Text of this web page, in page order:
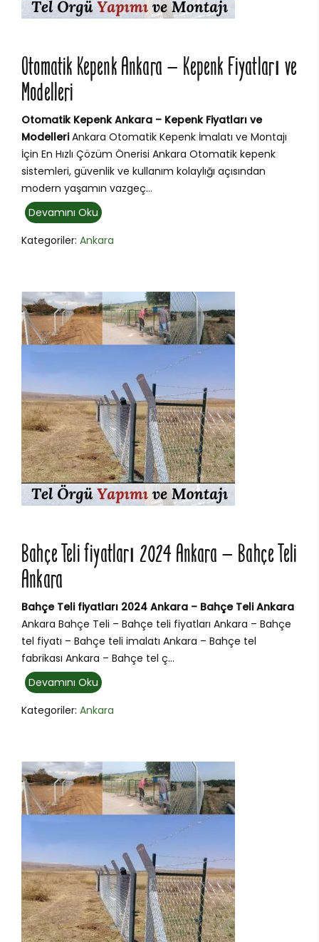
Otomatik Kepenk Ankara – Kepenk Fiyatları ve
Modelleri
Otomatik Kepenk Ankara – Kepenk Fiyatları ve
ModelleriAnkara Otomatik Kepenk İmalatı ve Montajı
İçin En Hızlı Çözüm Önerisi Ankara Otomatik kepenk
sistemleri, güvenlik ve kullanım kolaylığı açısından
modern yaşamın vazgeç...
Devamını Oku
Kategoriler: Ankara
Bahçe Teli fiyatları 2024 Ankara – Bahçe Teli
Ankara
Bahçe Teli fiyatları 2024 Ankara – Bahçe Teli Ankara
Ankara Bahçe Teli – Bahçe teli fiyatları Ankara – Bahçe
tel fiyatı – Bahçe teli imalatı Ankara – Bahçe tel
fabrikası Ankara – Bahçe tel ç...
Devamını Oku
Kategoriler: Ankara